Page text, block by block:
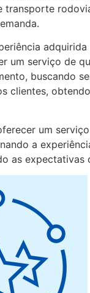
transporte
adquirida
um serviço de
buscando
clientes,
um
a
as expectativas